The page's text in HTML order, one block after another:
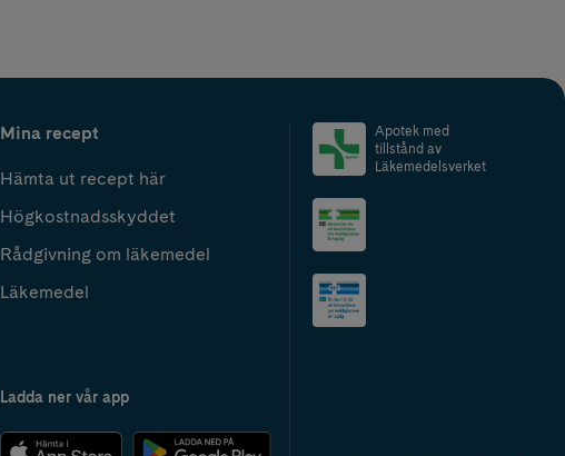
Mina recept
Hämta ut recept här
Högkostnadsskyddet
Rådgivning om läkemedel
Läkemedel
Ladda ner vår app
Apotek med
tillstånd av
Läkemedelsverket